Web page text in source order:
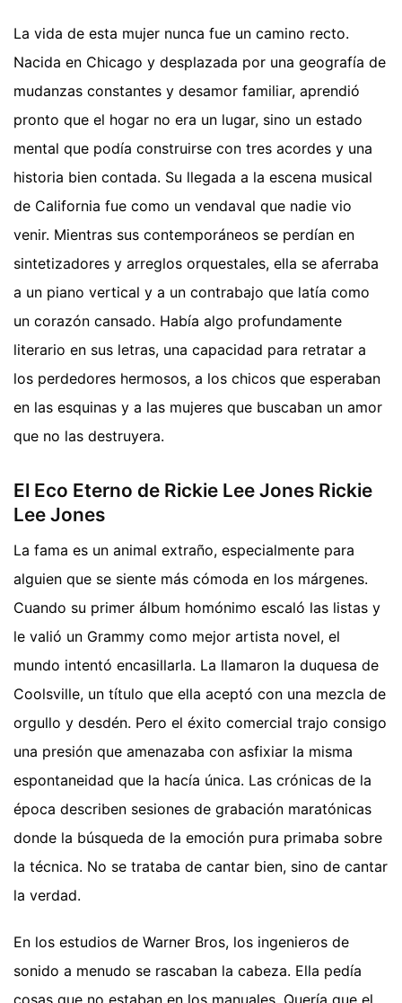
La vida de esta mujer nunca fue un camino recto.
Nacida en Chicago y desplazada por una geografía de
mudanzas constantes y desamor familiar, aprendió
pronto que el hogar no era un lugar, sino un estado
mental que podía construirse con tres acordes y una
historia bien contada. Su llegada a la escena musical
de California fue como un vendaval que nadie vio
venir. Mientras sus contemporáneos se perdían en
sintetizadores y arreglos orquestales, ella se aferraba
a un piano vertical y a un contrabajo que latía como
un corazón cansado. Había algo profundamente
literario en sus letras, una capacidad para retratar a
los perdedores hermosos, a los chicos que esperaban
en las esquinas y a las mujeres que buscaban un amor
que no las destruyera.
El Eco Eterno de Rickie Lee Jones Rickie
Lee Jones
La fama es un animal extraño, especialmente para
alguien que se siente más cómoda en los márgenes.
Cuando su primer álbum homónimo escaló las listas y
le valió un Grammy como mejor artista novel, el
mundo intentó encasillarla. La llamaron la duquesa de
Coolsville, un título que ella aceptó con una mezcla de
orgullo y desdén. Pero el éxito comercial trajo consigo
una presión que amenazaba con asfixiar la misma
espontaneidad que la hacía única. Las crónicas de la
época describen sesiones de grabación maratónicas
donde la búsqueda de la emoción pura primaba sobre
la técnica. No se trataba de cantar bien, sino de cantar
la verdad.
En los estudios de Warner Bros, los ingenieros de
sonido a menudo se rascaban la cabeza. Ella pedía